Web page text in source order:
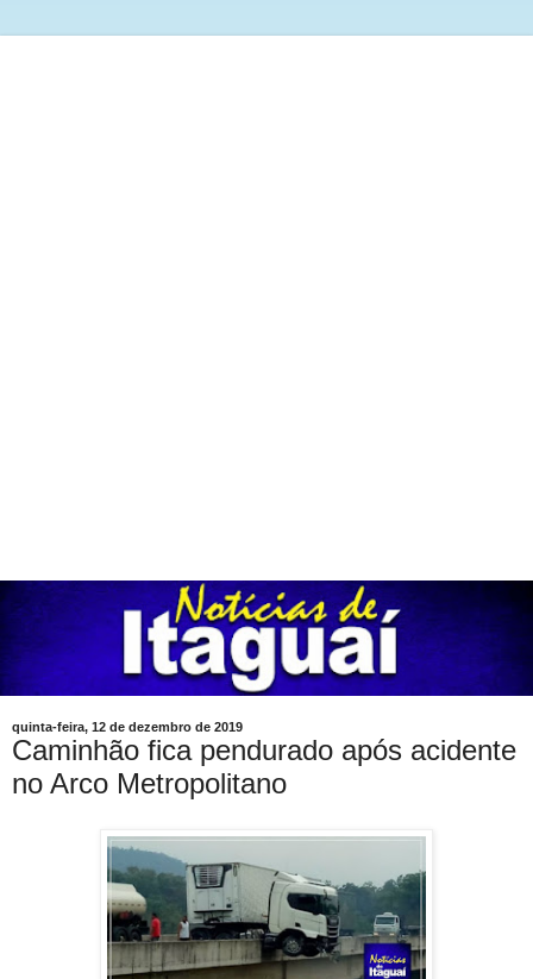
quinta-feira, 12 de dezembro de 2019
Caminhão fica pendurado após acidente
no Arco Metropolitano